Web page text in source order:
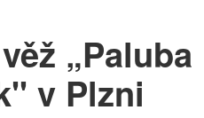
„Paluba
v Plzni